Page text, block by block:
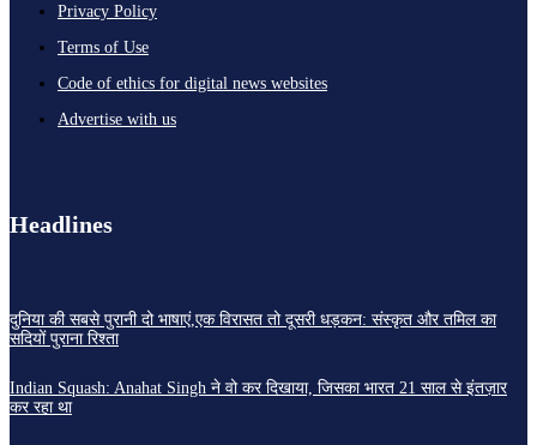
Privacy Policy
Terms of Use
Code of ethics for digital news websites
Advertise with us
Headlines
दुनिया की सबसे पुरानी दो भाषाएं,एक विरासत तो दूसरी धड़कन: संस्कृत और तमिल का
सदियों पुराना रिश्ता
Indian Squash: Anahat Singh ने वो कर दिखाया, जिसका भारत 21 साल से इंतज़ार
कर रहा था